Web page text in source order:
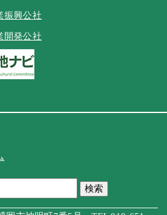
振興公社
開発公社
検索